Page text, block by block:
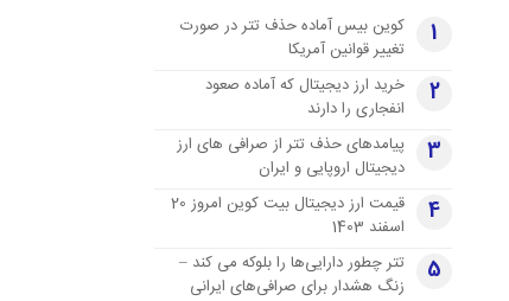
1
کوین بیس آماده حذف تتر در صورت
تغییر قوانین آمریکا
2
خرید ارز دیجیتال که آماده صعود
انفجاری را دارند
3
پیامدهای حذف تتر از صرافی های ارز
دیجیتال اروپایی و ایران
4
قیمت ارز دیجیتال بیت کوین امروز 20
اسفند 1403
5
تتر چطور دارایی‌ها را بلوکه می کند –
زنگ هشدار برای صرافی‌های ایرانی